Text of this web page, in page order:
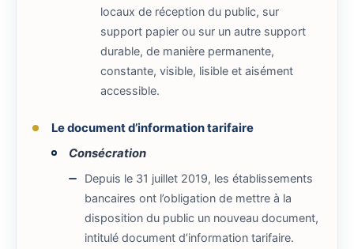
locaux de réception du public, sur
support papier ou sur un autre support
durable, de manière permanente,
constante, visible, lisible et aisément
accessible.
Le document d’information tarifaire
Consécration
Depuis le 31 juillet 2019, les établissements
bancaires ont l’obligation de mettre à la
disposition du public un nouveau document,
intitulé document d’information tarifaire.